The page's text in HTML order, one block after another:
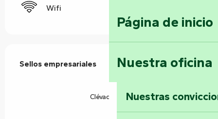
Página de inicio
Nuestra oficina
Nuestras
Wifi
Sellos empresariales
Sellos empresariales
Clévacances